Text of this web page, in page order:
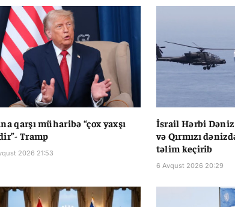
qarşı müharibə “çox yaxşı
Tramp
2026 21:53
İsrail Hərbi
və Qırmızı
təlim keçirib
6 Avqust 2026 20:29